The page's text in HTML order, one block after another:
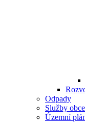
Odpady
Služby
Územní